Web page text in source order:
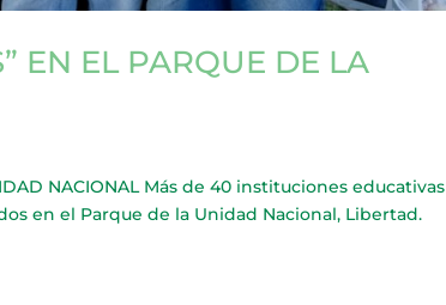
EN EL PARQUE DE LA
NACIONAL Más de 40 instituciones educativas
en el Parque de la Unidad Nacional, Libertad.